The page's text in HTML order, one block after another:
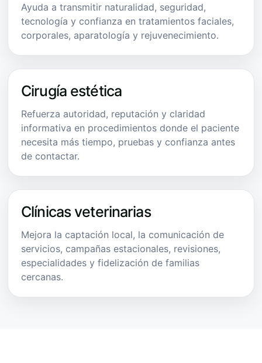
Ayuda a transmitir naturalidad, seguridad,
tecnología y confianza en tratamientos faciales,
corporales, aparatología y rejuvenecimiento.
Cirugía estética
Refuerza autoridad, reputación y claridad
informativa en procedimientos donde el paciente
necesita más tiempo, pruebas y confianza antes
de contactar.
Clínicas veterinarias
Mejora la captación local, la comunicación de
servicios, campañas estacionales, revisiones,
especialidades y fidelización de familias
cercanas.